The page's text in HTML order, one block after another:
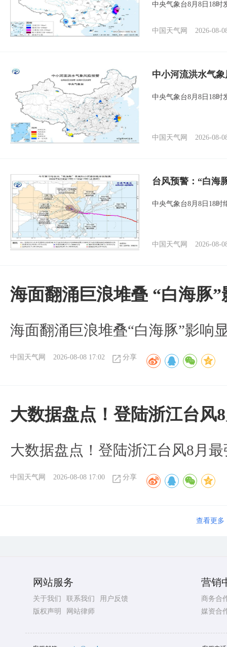
中央气象台8月8日18时
中国天气网 2026-08-
中小河流洪水气
中央气象台8月8日18时
中国天气网 2026-08-
台风预警：“白海
中央气象台8月8日18时
中国天气网 2026-08-
海面翻涌巨浪堆叠 “白海豚”
海面翻涌巨浪堆叠“白海豚”影响
中国天气网 2026-08-08 17:02 分享
大数据盘点！登陆浙江台风
大数据盘点！登陆浙江台风8月
中国天气网 2026-08-08 17:00 分享
查看更多
网站服务
关于我们 联系我们
用户反馈
版权声明
网站律师
营销
商务合
媒资合